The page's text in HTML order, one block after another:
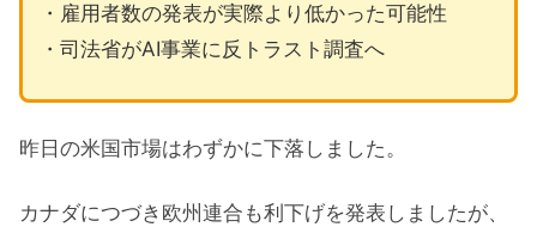
・雇用者数の発表が実際より低かった可能性
・司法省がAI事業に反トラスト調査へ
昨日の米国市場はわずかに下落しました。
カナダにつづき欧州連合も利下げを発表しましたが、